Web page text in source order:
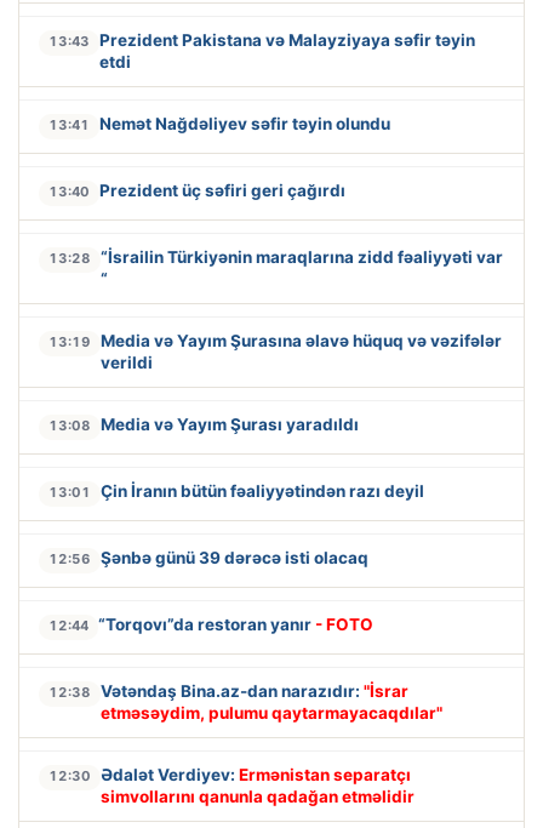
13:43
Prezident Pakistana və Malayziyaya səfir təyin
etdi
13:41 Nemət Nağdəliyev səfir təyin olundu
13:40 Prezident üç səfiri geri çağırdı
13:28
“İsrailin Türkiyənin maraqlarına zidd fəaliyyəti var
“
13:19
Media və Yayım Şurasına əlavə hüquq və vəzifələr
verildi
13:08 Media və Yayım Şurası yaradıldı
13:01 Çin İranın bütün fəaliyyətindən razı deyil
12:56 Şənbə günü 39 dərəcə isti olacaq
12:44 “Torqovı”da restoran yanır - FOTO
12:38 Vətəndaş Bina.az-dan narazıdır: "İsrar
etməsəydim, pulumu qaytarmayacaqdılar"
12:30 Ədalət Verdiyev: Ermənistan separatçı
simvollarını qanunla qadağan etməlidir